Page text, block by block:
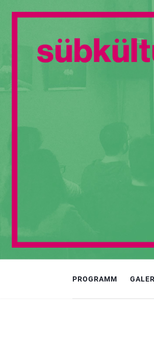
PROGRAMM